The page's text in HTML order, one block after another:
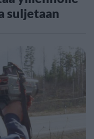
suljetaan